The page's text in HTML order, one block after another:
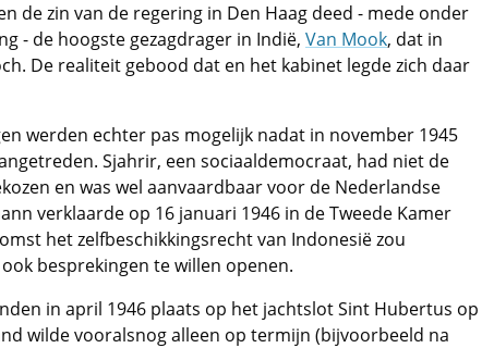
de zin van de regering in Den Haag deed - mede onder
- de hoogste gezagdrager in Indië, Van Mook, dat in
De realiteit gebood dat en het kabinet legde zich daar
werden echter pas mogelijk nadat in november 1945
Sjahrir, een sociaaldemocraat, had niet de
en was wel aanvaardbaar voor de Nederlandse
verklaarde op 16 januari 1946 in de Tweede Kamer
het zelfbeschikkingsrecht van Indonesië zou
besprekingen te willen openen.
in april 1946 plaats op het jachtslot Sint Hubertus op
wilde vooralsnog alleen op termijn (bijvoorbeeld na